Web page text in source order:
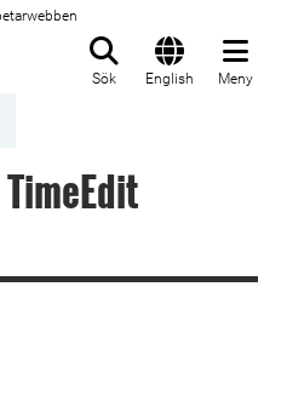
Sök English Meny